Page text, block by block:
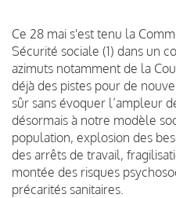
Ce 28 mai s'est tenu la
Sécurité sociale (1) dans un
azimuts notamment de la
déjà des pistes pour de
sûr sans évoquer l’ampleur
désormais à notre modèle
population, explosion des
des arrêts de travail,
montée des risques
précarités sanitaires.